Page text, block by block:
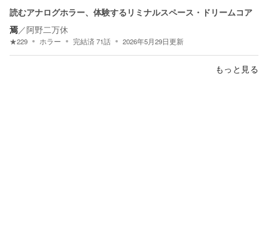
読むアナログホラー、体験するリミナルスペース・ドリームコア
焉／阿野二万休
★229 ホラー 完結済71話 2026年5月29日更新
もっと見る